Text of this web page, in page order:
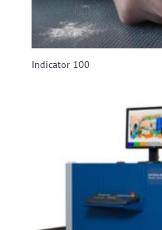
Indicator 100